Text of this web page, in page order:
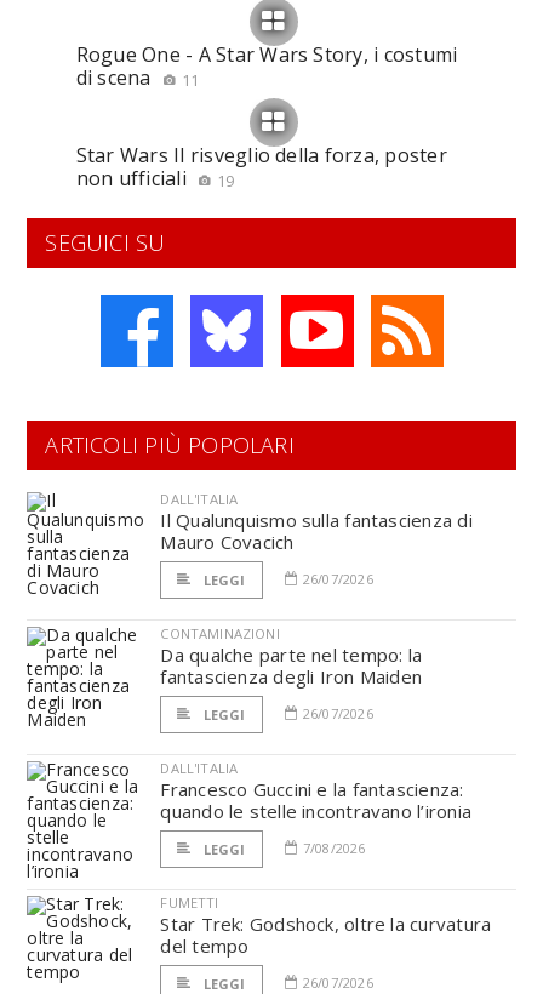
Rogue One - A Star Wars Story, i costumi
di scena
11
Star Wars Il risveglio della forza, poster
non ufficiali
19
SEGUICI SU
ARTICOLI PIÙ POPOLARI
DALL'ITALIA
Il Qualunquismo sulla fantascienza di
Mauro Covacich
LEGGI 26/07/2026
CONTAMINAZIONI
Da qualche parte nel tempo: la
fantascienza degli Iron Maiden
LEGGI 26/07/2026
DALL'ITALIA
Francesco Guccini e la fantascienza:
quando le stelle incontravano l’ironia
LEGGI 7/08/2026
FUMETTI
Star Trek: Godshock, oltre la curvatura
del tempo
LEGGI 26/07/2026